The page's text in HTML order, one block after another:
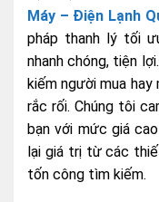
Máy – Điện Lạnh
pháp thanh lý tối
nhanh chóng, tiện
kiếm người mua
rắc rối. Chúng tôi
bạn với mức giá
lại giá trị từ các
tốn công tìm kiếm.